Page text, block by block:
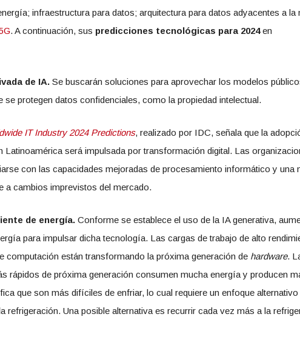
infraestructura para datos; arquitectura para datos adyacentes a la
. A continuación, sus predicciones tecnológicas para 2024en
de IA.Se buscarán soluciones para aprovechar los modelos
se protegen datos confidenciales, como la propiedad intelectual.
IT Industry 2024 Predictions, realizado por IDC, señala que la
Latinoamérica será impulsada por transformación digital. Las
con las capacidades mejoradas de procesamiento informático y una
a cambios imprevistos del mercado.
de energía.Conforme se establece el uso de la IA generativa,
para impulsar dicha tecnología. Las cargas de trabajo de alto
computación están transformando la próxima generación de hardware.
rápidos de próxima generación consumen mucha energía y producen
que son más difíciles de enfriar, lo cual requiere un enfoque alternativo
refrigeración. Una posible alternativa es recurrir cada vez más a la